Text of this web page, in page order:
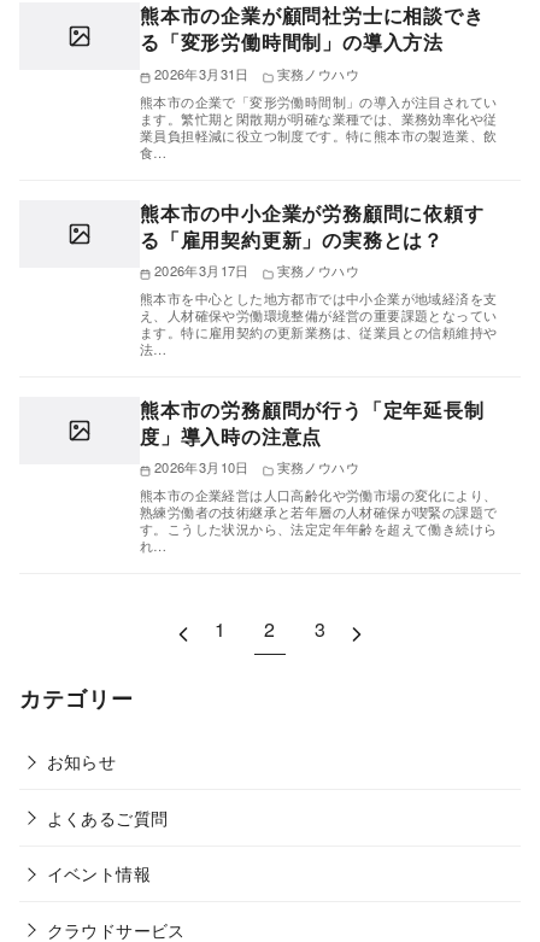
熊本市の企業が顧問社労士に相談でき
る「変形労働時間制」の導入方法
2026年3月31日
実務ノウハウ
熊本市の企業で「変形労働時間制」の導入が注目されてい
ます。繁忙期と閑散期が明確な業種では、業務効率化や従
業員負担軽減に役立つ制度です。特に熊本市の製造業、飲
食…
熊本市の中小企業が労務顧問に依頼す
る「雇用契約更新」の実務とは？
2026年3月17日
実務ノウハウ
熊本市を中心とした地方都市では中小企業が地域経済を支
え、人材確保や労働環境整備が経営の重要課題となってい
ます。特に雇用契約の更新業務は、従業員との信頼維持や
法…
熊本市の労務顧問が行う「定年延長制
度」導入時の注意点
2026年3月10日
実務ノウハウ
熊本市の企業経営は人口高齢化や労働市場の変化により、
熟練労働者の技術継承と若年層の人材確保が喫緊の課題で
す。こうした状況から、法定定年年齢を超えて働き続けら
れ…
1 2 3
カテゴリー
お知らせ
よくあるご質問
イベント情報
クラウドサービス